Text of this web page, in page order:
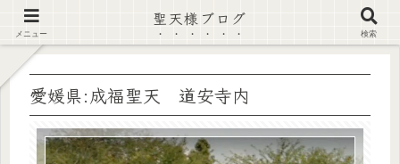
【注意喚起】偽サイト及び偽情報に注意 ▶確認する◀
愛媛県:成福聖天 道安寺内
メニュー
聖天様ブログ
検索